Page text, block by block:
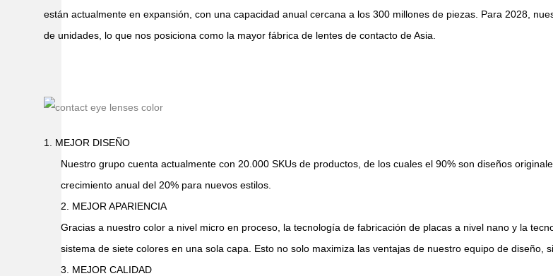
están actualmente en expansión, con una capacidad anual cercana a los 300 millones de piezas. Para 2028,
de unidades, lo que nos posiciona como la mayor fábrica de lentes de contacto de Asia.
1. MEJOR DISEÑO
Nuestro grupo cuenta actualmente con 20.000 SKUs de productos, de los cuales el 90% son diseños
crecimiento anual del 20% para nuevos estilos.
2. MEJOR APARIENCIA
Gracias a nuestro color a nivel micro en proceso, la tecnología de fabricación de placas a nivel nano y la
sistema de siete colores en una sola capa. Esto no solo maximiza las ventajas de nuestro equipo de diseño,
3. MEJOR CALIDAD